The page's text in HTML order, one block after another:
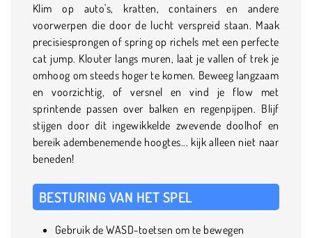
Klim op auto's, kratten, containers en andere
voorwerpen die door de lucht verspreid staan. Maak
precisiesprongen of spring op richels met een perfecte
cat jump. Klouter langs muren, laat je vallen of trek je
omhoog om steeds hoger te komen. Beweeg langzaam
en voorzichtig, of versnel en vind je flow met
sprintende passen over balken en regenpijpen. Blijf
stijgen door dit ingewikkelde zwevende doolhof en
bereik adembenemende hoogtes... kijk alleen niet naar
beneden!
BESTURING VAN HET SPEL
Gebruik de WASD-toetsen om te bewegen